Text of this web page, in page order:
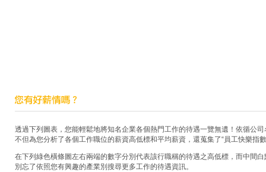
透過下列圖表，您能輕鬆地將知名企業各個熱門工作的待遇一覽無遺！依循公
不但為您分析了各個工作職位的薪資高低標和平均薪資，還蒐集了“員工快樂指
在下列綠色橫條圖左右兩端的數字分別代表該行職稱的待遇之高低標，而中間
別忘了依照您有興趣的產業別搜尋更多工作的待遇資訊。